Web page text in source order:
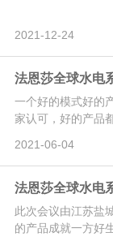
2021-12-24
法恩莎全球水电
一个好的模式好的
家认可，好的产品
2021-06-04
法恩莎全球水电
此次会议由江苏盐
的产品成就一方好